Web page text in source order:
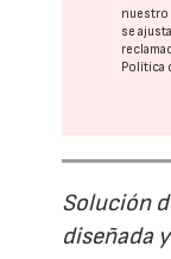
nuestro
se
Política
Solución
diseñada